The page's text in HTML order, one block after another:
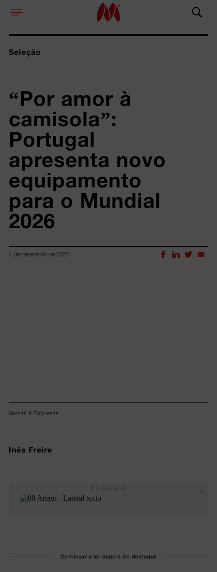
Seleção
“Por amor à
camisola”:
Portugal
apresenta novo
equipamento
para o Mundial
2026
4 de dezembro de 2025
Marcas & Empresas
Inês Freire
Continuar a ler depois do destaque